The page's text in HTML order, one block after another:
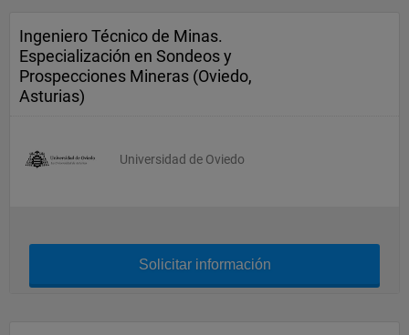
Ingeniero Técnico de Minas.
Especialización en Sondeos y
Prospecciones Mineras (Oviedo,
Asturias)
Universidad de Oviedo
Solicitar información